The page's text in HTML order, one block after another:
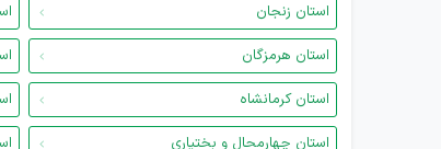
استان زنجان
استان هرمزگان
استان کرمانشاه
استان چهارمحال و بختیاری